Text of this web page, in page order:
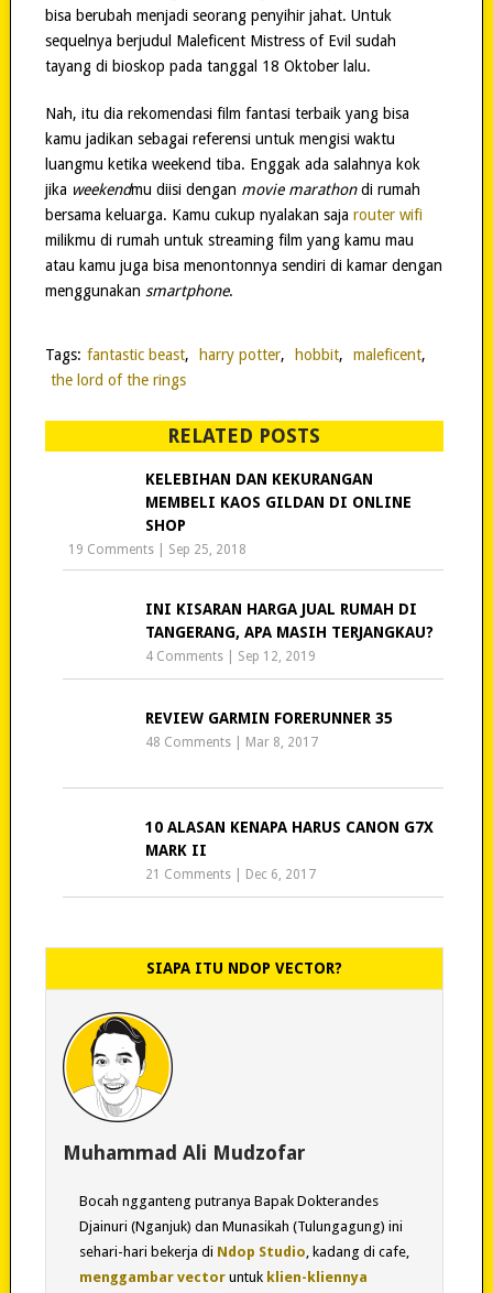
bisa berubah menjadi seorang penyihir jahat. Untuk
sequelnya berjudul Maleficent Mistress of Evil sudah
tayang di bioskop pada tanggal 18 Oktober lalu.
Nah, itu dia rekomendasi film fantasi terbaik yang bisa
kamu jadikan sebagai referensi untuk mengisi waktu
luangmu ketika weekend tiba. Enggak ada salahnya kok
jika weekendmu diisi dengan movie marathondi rumah
bersama keluarga. Kamu cukup nyalakan saja router wifi
milikmu di rumah untuk streaming film yang kamu mau
atau kamu juga bisa menontonnya sendiri di kamar dengan
menggunakan smartphone.
Tags: fantastic beast, harry potter, hobbit, maleficent,
the lord of the rings
RELATED POSTS
KELEBIHAN DAN KEKURANGAN
MEMBELI KAOS GILDAN DI ONLINE
SHOP
19 Comments Sep 25, 2018
INI KISARAN HARGA JUAL RUMAH DI
TANGERANG, APA MASIH TERJANGKAU?
4 Comments Sep 12, 2019
REVIEW GARMIN FORERUNNER 35
48 Comments Mar 8, 2017
10 ALASAN KENAPA HARUS CANON G7X
MARK II
21 Comments Dec 6, 2017
SIAPA ITU NDOP VECTOR?
Muhammad Ali Mudzofar
Bocah ngganteng putranya Bapak Dokterandes
Djainuri (Nganjuk) dan Munasikah (Tulungagung) ini
sehari-hari bekerja di Ndop Studio , kadang di cafe,
menggambar vectoruntuk klien-kliennya